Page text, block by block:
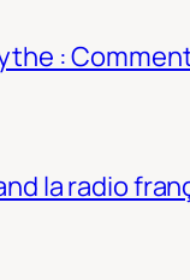
:
la radio